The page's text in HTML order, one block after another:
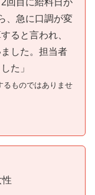
、急に口調が変
ると言われ、
した。担当者
た」
ものではありませ
性